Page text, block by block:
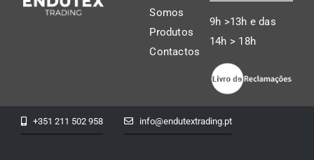
Somos
Produtos
Contactos
9h >13h e das
14h > 18h
+351 211 502 958 info@endutextrading.pt